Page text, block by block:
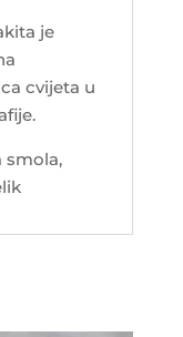
je
cvijeta u
smola,